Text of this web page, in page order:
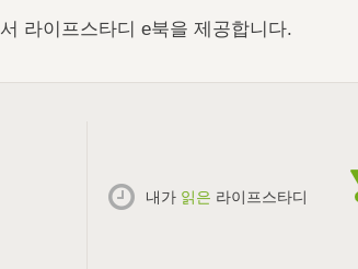
라이프스타디 e북을 제공합니다.
내가 읽은 라이프스타디